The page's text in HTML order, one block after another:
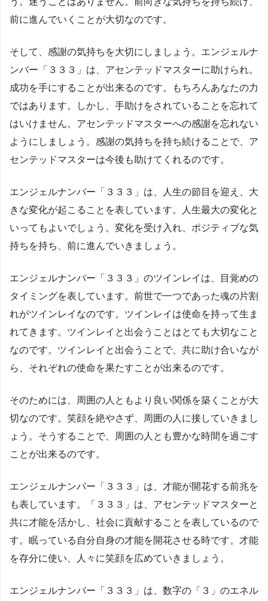
前に進んでいくことが大切なのです。
そして、感謝の気持ちを大切にしましょう。エンジェルナ
ンバー「３３３」は、アセンテッドマスターに助けられ。
成功を手にすることが出来るのです。もちろんあなたの力
ではあります。しかし、手助けをされていることを忘れて
はいけません。アセンテッドマスターへの感謝を忘れない
ようにしましょう。感謝の気持ちを持ち続けることで、ア
センテッドマスターは今後も助けてくれるのです。
エンジェルナンバー「３３３」は、人生の節目を迎え、大
きな変化が起こることを表しています。人生最大の変化と
いってもよいでしょう。変化を受け入れ、ポジティブな気
持ちを持ち、前に進んでいきましょう。
エンジェルナンバー「３３３」のツインレイは、目覚めの
タイミングを表しています。前世で一つであった魂の片割
れがツインレイなのです。ツインレイは使命を持って生ま
れてきます。ツインレイと出会うことはとても大切なこと
なのです。ツインレイと出会うことで、共に助け合いなが
ら、それぞれの使命を果たすことが出来るのです。
そのためには、周囲の人ともより良い関係を築くことが大
切なのです。笑顔を絶やさず、周囲の人に接していきまし
ょう。そうすることで、周囲の人とも豊かな時間を過ごす
ことが出来るのです。
エンジェルナンバー「３３３」は、才能が開花する前兆を
も表しています。「３３３」は、アセンテッドマスターと
共に才能を活かし、社会に貢献することを表しているので
す。眠っている自分自身の才能を開花させる時です。才能
を存分に使い、人々に笑顔を広めていきましょう。
エンジェルナンバー「３３３」は、数字の「３」のエネル